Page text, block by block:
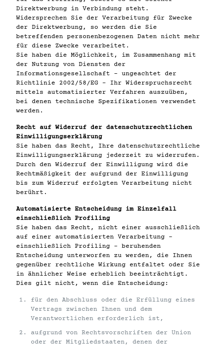
Direktwerbung in Verbindung steht.
Widersprechen Sie der Verarbeitung für Zwecke
der Direktwerbung, so werden die Sie
betreffenden personenbezogenen Daten nicht mehr
für diese Zwecke verarbeitet.
Sie haben die Möglichkeit, im Zusammenhang mit
der Nutzung von Diensten der
Informationsgesellschaft – ungeachtet der
Richtlinie 2002/58/EG – Ihr Widerspruchsrecht
mittels automatisierter Verfahren auszuüben,
bei denen technische Spezifikationen verwendet
werden.
Recht auf Widerruf der datenschutzrechtlichen
Einwilligungserklärung
Sie haben das Recht, Ihre datenschutzrechtliche
Einwilligungserklärung jederzeit zu widerrufen.
Durch den Widerruf der Einwilligung wird die
Rechtmäßigkeit der aufgrund der Einwilligung
bis zum Widerruf erfolgten Verarbeitung nicht
berührt.
Automatisierte Entscheidung im Einzelfall
einschließlich Profiling
Sie haben das Recht, nicht einer ausschließlich
auf einer automatisierten Verarbeitung –
einschließlich Profiling – beruhenden
Entscheidung unterworfen zu werden, die Ihnen
gegenüber rechtliche Wirkung entfaltet oder Sie
in ähnlicher Weise erheblich beeinträchtigt.
Dies gilt nicht, wenn die Entscheidung:
für den Abschluss oder die Erfüllung eines
Vertrags zwischen Ihnen und dem
Verantwortlichen erforderlich ist,
aufgrund von Rechtsvorschriften der Union
oder der Mitgliedstaaten, denen der